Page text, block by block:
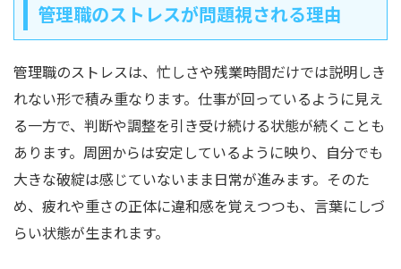
管理職のストレスが問題視される理由
管理職のストレスは、忙しさや残業時間だけでは説明しき
れない形で積み重なります。仕事が回っているように見え
る一方で、判断や調整を引き受け続ける状態が続くことも
あります。周囲からは安定しているように映り、自分でも
大きな破綻は感じていないまま日常が進みます。そのた
め、疲れや重さの正体に違和感を覚えつつも、言葉にしづ
らい状態が生まれます。